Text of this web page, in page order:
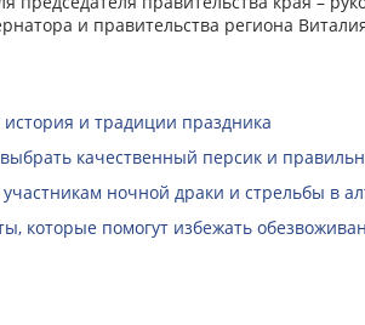
и правительства региона
и традиции праздника
качественный персик и
ночной драки и стрельбы в
которые помогут избежать